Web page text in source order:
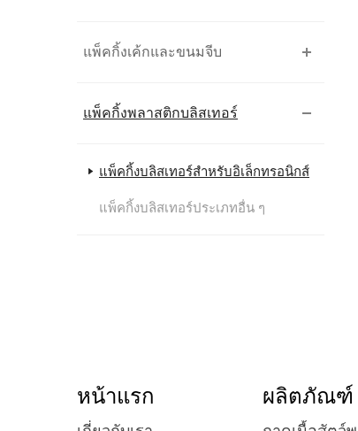
แพ็คกิ้งเค้กและขนมจีบ
แพ็คกิ้งพลาสติกบลิสเทอร์
แพ็คกิ้งบลิสเทอร์สำหรับอิเล็กทรอนิกส์
แพ็คกิ้งบลิสเทอร์ประเภทอื่น ๆ
หน้าแรก ผลิตภัณฑ์